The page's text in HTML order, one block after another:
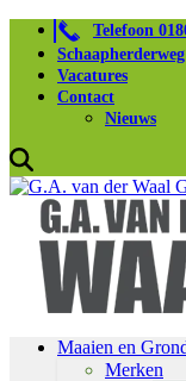
Telefoon
Vacatures
Contact
Nieuws
Maaien en
Merken